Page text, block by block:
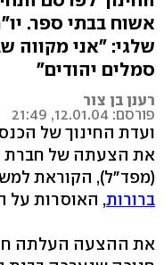
אשוח בבתי ספר.
שלגי: "אני מקווה
סמלים יהודים"
רענן בן צור
פורסם: 12.01.04, 21:49
ועדת החינוך של
את הצעתה של חברת
(מפד"ל), הקוראת
ברורות, האוסרות על
את ההצעה העלתה